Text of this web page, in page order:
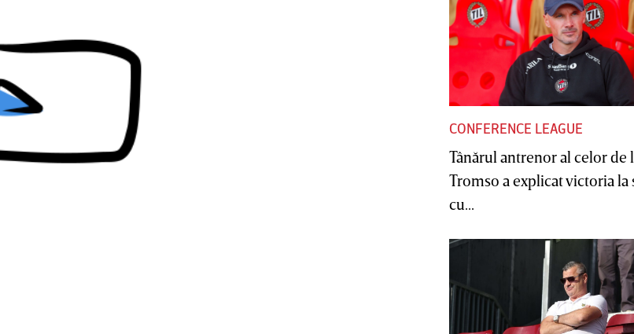
CONFERENCE LEAGUE
Tânărul antrenor al celor de
Tromso a explicat victoria la
cu...